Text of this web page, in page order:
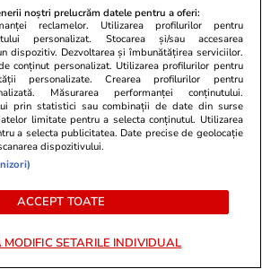
pentru care o
o medie de top
Gigi Becali
cu care
noștri prelucrăm datele pentru a oferi:
reclamelor. Utilizarea profilurilor pentru
personalizat. Stocarea și/sau accesarea
dispozitiv. Dezvoltarea și îmbunătățirea serviciilor.
conținut personalizat. Utilizarea profilurilor pentru
personalizate. Crearea profilurilor pentru
Măsurarea performanței conținutului.
prin statistici sau combinații de date din surse
limitate pentru a selecta conținutul. Utilizarea
a selecta publicitatea. Date precise de geolocație
dispozitivului.
ACCEPT TOATE
SETARILE INDIVIDUAL